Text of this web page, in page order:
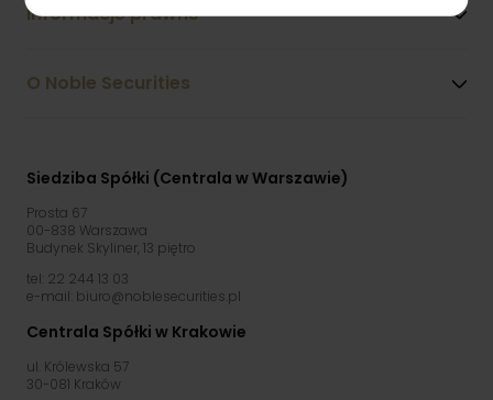
Siedziba Spółki (Centrala w Warszawie)
Prosta 67
00-838 Warszawa
Budynek Skyliner, 13 piętro
tel: 22 244 13 03
e-mail: biuro@noblesecurities.pl
Centrala Spółki w Krakowie
ul. Królewska 57
30-081 Kraków
Informacje prawne
O Noble Securities